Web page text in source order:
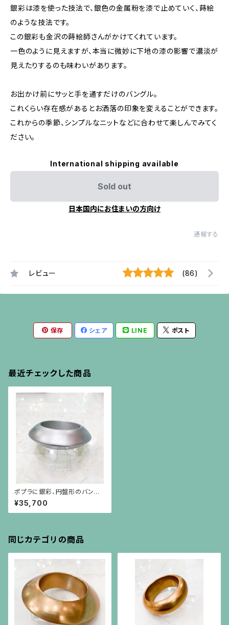
銀彩は漆を使った技法で、銀色の金属粉を漆で止めていく、蒔絵
のような技法です。
この銀彩も金沢の蒔絵師さんがかけてくれています。
一色のように見えますが、本当に微妙に下地の漆の影響で濃淡が
見えたりするのも味わいがあります。
お出かけ前にサッと手を通すだけのバングル。
これくらい存在感があるとお洒落の印象を変えることができます。
これからの季節、シンプルなニットなどに合わせて楽しんでみてく
ださい。
International shipping available
Sold out
日本国内にお住まいの方向け
通報する
レビュー (86)
保存 シェア LINE ポスト
最近チェックした商品
ポプラに銀彩、円盤形のバング
ル（30mm 幅）婦人公論掲載品
¥35,700
同じカテゴリの商品